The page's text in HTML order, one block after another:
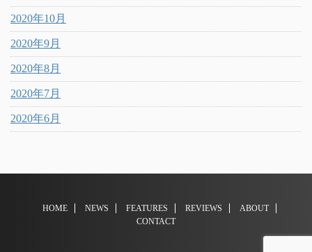
2020年10月
2020年9月
2020年8月
2020年7月
2020年6月
HOME NEWS FEATURES REVIEWS
ABOUT
CONTACT